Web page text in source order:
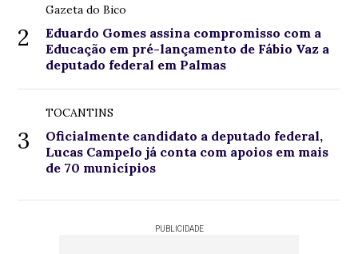
2
Gazeta do Bico
Eduardo Gomes assina compromisso com a
Educação em pré-lançamento de Fábio Vaz a
deputado federal em Palmas
3
TOCANTINS
Oficialmente candidato a deputado federal,
Lucas Campelo já conta com apoios em mais
de 70 municípios
PUBLICIDADE